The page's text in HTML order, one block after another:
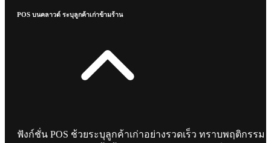
POS บนคลาวด์ ระบุลูกค้าเก่าข้ามร้าน
ฟังก์ชั่น POS ช้วยระบุลูกค้าเก่าอย่างรวดเร็ว ทราบพฤติกรรม